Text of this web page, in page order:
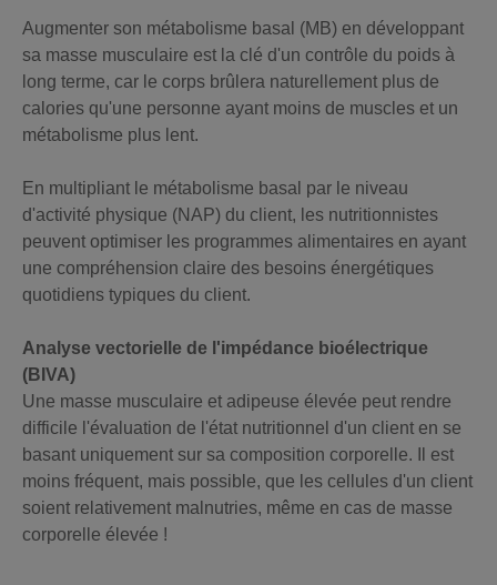
Augmenter son métabolisme basal (MB) en développant
sa masse musculaire est la clé d'un contrôle du poids à
long terme, car le corps brûlera naturellement plus de
calories qu'une personne ayant moins de muscles et un
métabolisme plus lent.
En multipliant le métabolisme basal par le niveau
d'activité physique (NAP) du client, les nutritionnistes
peuvent optimiser les programmes alimentaires en ayant
une compréhension claire des besoins énergétiques
quotidiens typiques du client.
Analyse vectorielle de l'impédance bioélectrique
(BIVA)
Une masse musculaire et adipeuse élevée peut rendre
difficile l'évaluation de l'état nutritionnel d'un client en se
basant uniquement sur sa composition corporelle. Il est
moins fréquent, mais possible, que les cellules d'un client
soient relativement malnutries, même en cas de masse
corporelle élevée !